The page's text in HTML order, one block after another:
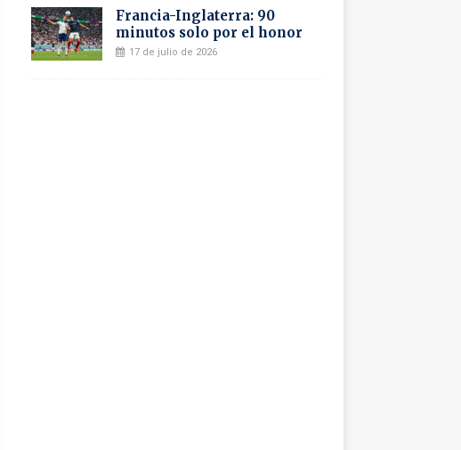
Francia-Inglaterra: 90
minutos solo por el honor
17 de julio de 2026